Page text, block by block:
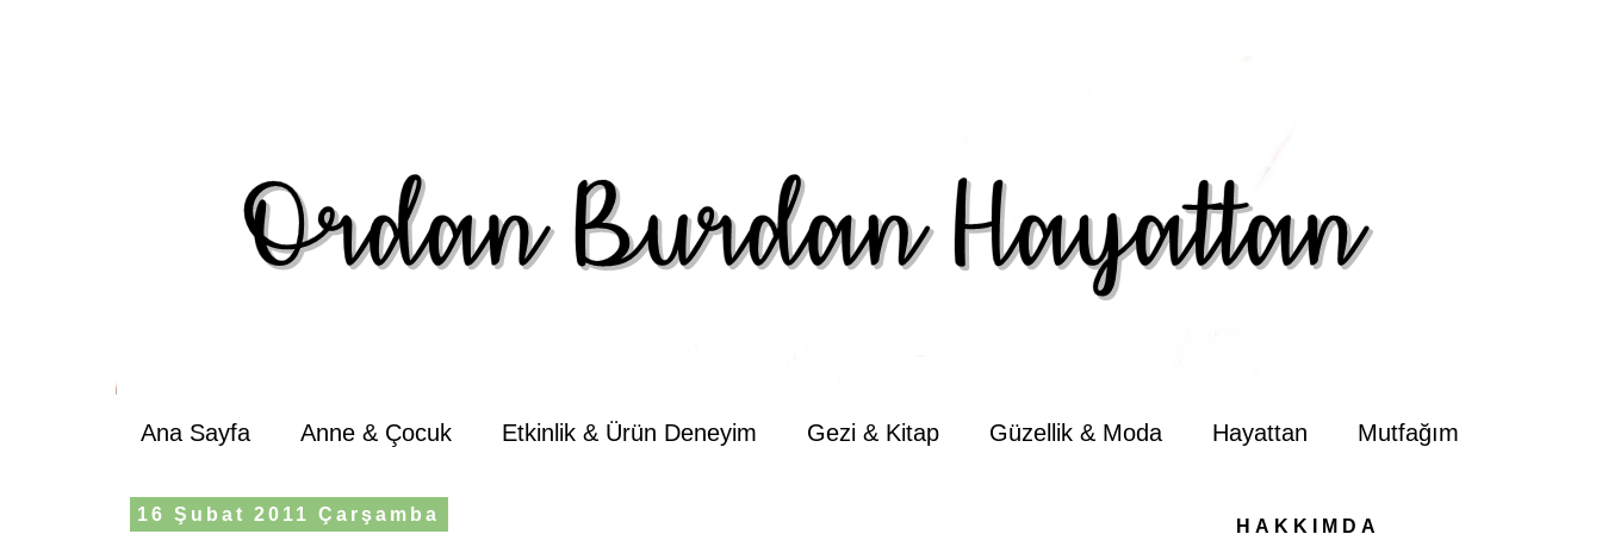
Ana Sayfa Anne & Çocuk Etkinlik & Ürün Deneyim Gezi & Kitap Güzellik & Moda Hayattan Mutfağım
16 Şubat 2011 Çarşamba
HAKKIMDA